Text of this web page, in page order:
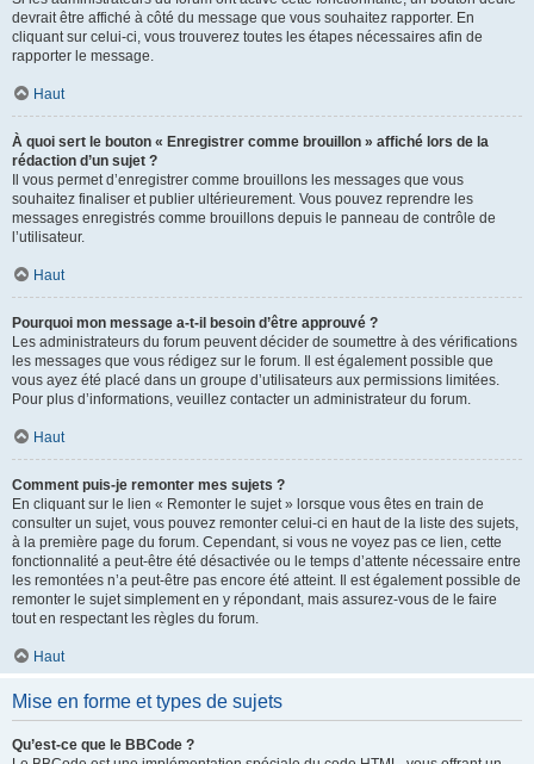
devrait être affiché à côté du message que vous souhaitez rapporter. En
cliquant sur celui-ci, vous trouverez toutes les étapes nécessaires afin de
rapporter le message.
Haut
À quoi sert le bouton « Enregistrer comme brouillon » affiché lors de la
rédaction d’un sujet ?
Il vous permet d’enregistrer comme brouillons les messages que vous
souhaitez finaliser et publier ultérieurement. Vous pouvez reprendre les
messages enregistrés comme brouillons depuis le panneau de contrôle de
l’utilisateur.
Haut
Pourquoi mon message a-t-il besoin d’être approuvé ?
Les administrateurs du forum peuvent décider de soumettre à des vérifications
les messages que vous rédigez sur le forum. Il est également possible que
vous ayez été placé dans un groupe d’utilisateurs aux permissions limitées.
Pour plus d’informations, veuillez contacter un administrateur du forum.
Haut
Comment puis-je remonter mes sujets ?
En cliquant sur le lien « Remonter le sujet » lorsque vous êtes en train de
consulter un sujet, vous pouvez remonter celui-ci en haut de la liste des sujets,
à la première page du forum. Cependant, si vous ne voyez pas ce lien, cette
fonctionnalité a peut-être été désactivée ou le temps d’attente nécessaire entre
les remontées n’a peut-être pas encore été atteint. Il est également possible de
remonter le sujet simplement en y répondant, mais assurez-vous de le faire
tout en respectant les règles du forum.
Haut
Mise en forme et types de sujets
Qu’est-ce que le BBCode ?